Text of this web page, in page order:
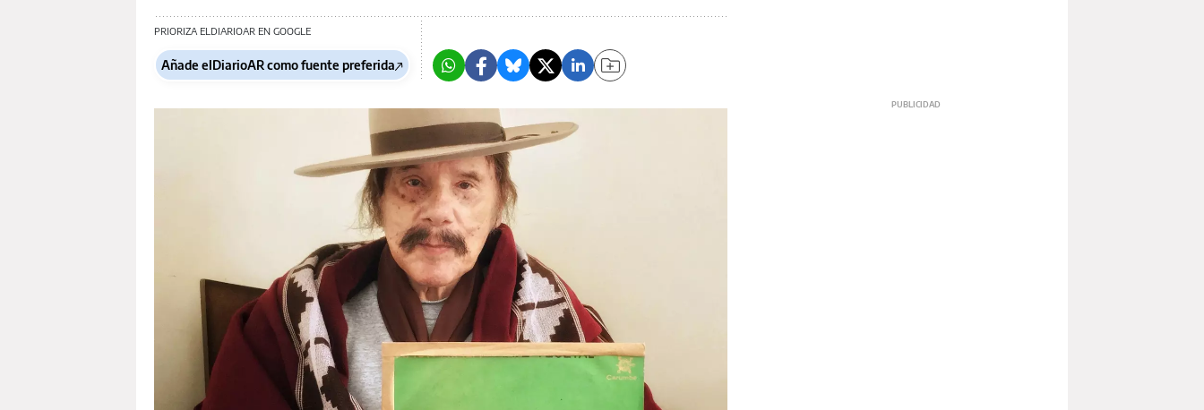
PRIORIZA ELDIARIOAR EN GOOGLE
Añade elDiarioAR como fuente preferida